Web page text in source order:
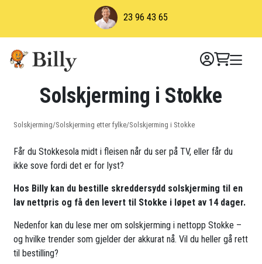
23 96 43 65
Solskjerming i Stokke
Solskjerming/Solskjerming etter fylke/Solskjerming i Stokke
Får du Stokkesola midt i fleisen når du ser på TV, eller får du
ikke sove fordi det er for lyst?
Hos Billy kan du bestille skreddersydd solskjerming til en
lav nettpris og få den levert til Stokke i løpet av 14 dager.
Nedenfor kan du lese mer om solskjerming i nettopp Stokke –
og hvilke trender som gjelder der akkurat nå. Vil du heller gå rett
til bestilling?